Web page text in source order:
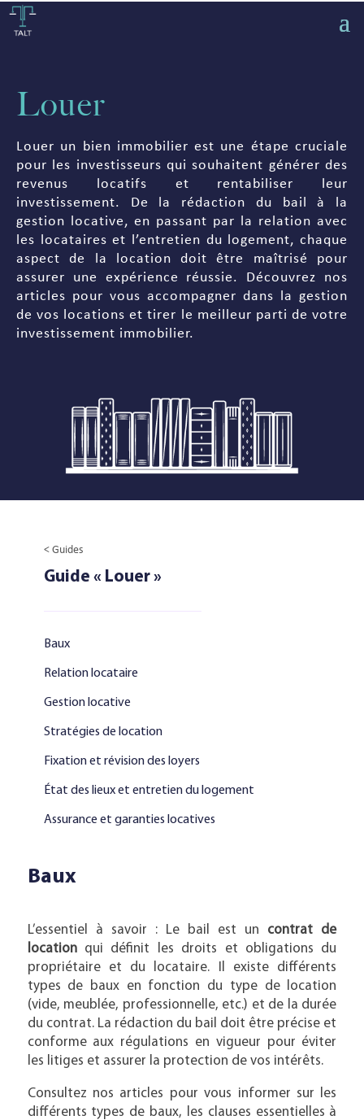
Louer
Louer un bien immobilier est une étape cruciale
pour les investisseurs qui souhaitent générer des
revenus locatifs et rentabiliser leur
investissement. De la rédaction du bail à la
gestion locative, en passant par la relation avec
les locataires et l’entretien du logement, chaque
aspect de la location doit être maîtrisé pour
assurer une expérience réussie. Découvrez nos
articles pour vous accompagner dans la gestion
de vos locations et tirer le meilleur parti de votre
investissement immobilier.
< Guides
Guide « Louer »
Baux
Relation locataire
Gestion locative
Stratégies de location
Fixation et révision des loyers
État des lieux et entretien du logement
Assurance et garanties locatives
Baux
L’essentiel à savoir : Le bail est un contrat de
locationqui définit les droits et obligations du
propriétaire et du locataire. Il existe différents
types de baux en fonction du type de location
(vide, meublée, professionnelle, etc.) et de la durée
du contrat. La rédaction du bail doit être précise et
conforme aux régulations en vigueur pour éviter
les litiges et assurer la protection de vos intérêts.
Consultez nos articles pour vous informer sur les
différents types de baux, les clauses essentielles à